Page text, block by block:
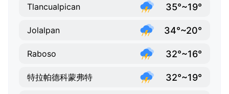
Tlancualpican 35°~19°
Jolalpan 34°~20°
Raboso 32°~16°
特拉帕德科蒙弗特 32°~19°